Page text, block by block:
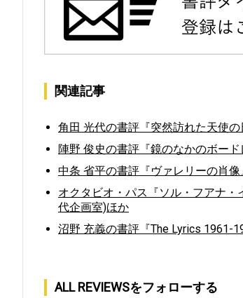
関連記事
角田 光代の書評『突然訪れた天使
陣野 俊史の書評『鏡のなかのボー
中条 省平の書評『ヴァレリーの肖
オクタビオ・パス『ソル・フアナ
代企画室)ほか
沼野 充義の書評『The Lyrics 1961-
ALL REVIEWSをフォローする